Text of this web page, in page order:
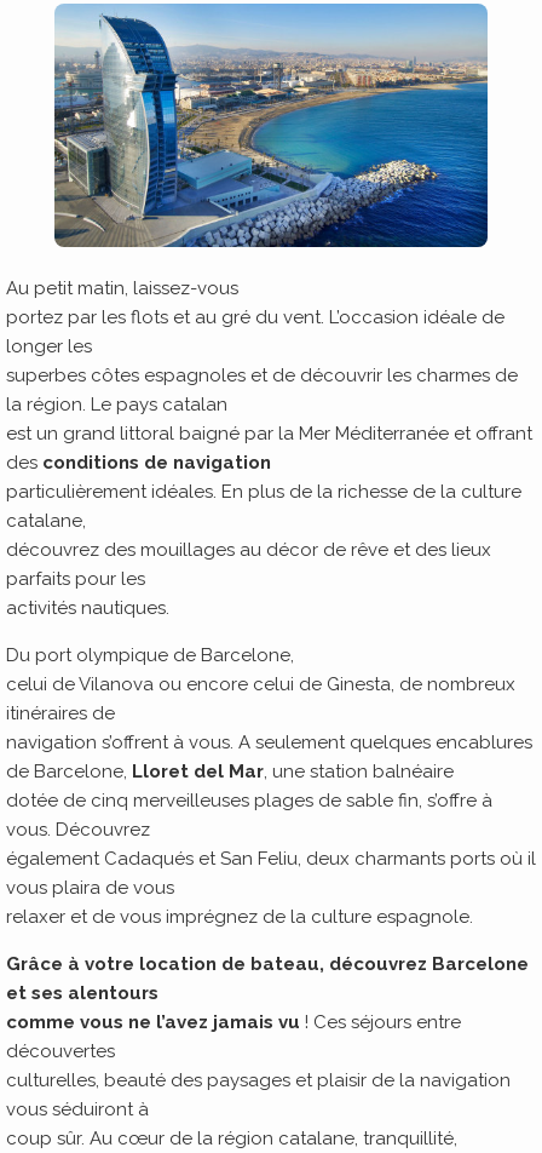
Au petit matin, laissez-vous
portez par les flots et au gré du vent. L’occasion idéale de
longer les
superbes côtes espagnoles et de découvrir les charmes de
la région. Le pays catalan
est un grand littoral baigné par la Mer Méditerranée et offrant
des conditions de navigation
particulièrement idéales. En plus de la richesse de la culture
catalane,
découvrez des mouillages au décor de rêve et des lieux
parfaits pour les
activités nautiques.
Du port olympique de Barcelone,
celui de Vilanova ou encore celui de Ginesta, de nombreux
itinéraires de
navigation s’offrent à vous. A seulement quelques encablures
de Barcelone, Lloret del Mar, une station balnéaire
dotée de cinq merveilleuses plages de sable fin, s’offre à
vous. Découvrez
également Cadaqués et San Feliu, deux charmants ports où il
vous plaira de vous
relaxer et de vous imprégnez de la culture espagnole.
Grâce à votre location de bateau, découvrez Barcelone
et ses alentours
comme vous ne l’avez jamais vu ! Ces séjours entre
découvertes
culturelles, beauté des paysages et plaisir de la navigation
vous séduiront à
coup sûr. Au cœur de la région catalane, tranquillité,